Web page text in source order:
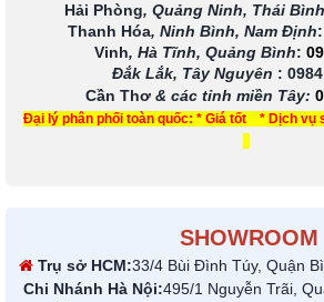
Hải Phòng, Quảng Ninh, Thái
Thanh Hóa, Ninh Bình, Nam Định:
Vinh, Hà Tĩnh, Quảng Bình:
Đắk Lắk, Tây Nguyên :
Cần Thơ & các tỉnh miền Tây:
Đại lý phân phối toàn quốc: * Giá tốt * Dịch vụ
SHOWROOM
Trụ sở HCM:33/4 Bùi Đình Túy, Quận
Chi Nhánh Hà Nội:495/1 Nguyễn Trãi,